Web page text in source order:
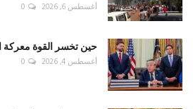
أغسطس 6, 2026 0
حين تخسر القوة معركة
أغسطس 4, 2026 0